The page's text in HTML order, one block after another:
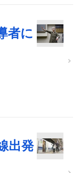
者に
出発